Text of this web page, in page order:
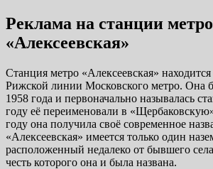
Реклама на станции метро
«Алексеевская»
Станция метро «Алексеевская»
Рижской линии Московского метро. Она
1958 года и первоначально называлась
году её переименовали в
году она получила своё современное
«Алексеевская» имеется только один
расположенный недалеко от бывшего
честь которого она и была названа.